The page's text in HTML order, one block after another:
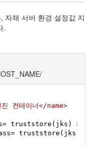
자체 서버 환경 설정값 지
.
컨테이너</name>
truststore(jks) 패스
truststore(jks) 패